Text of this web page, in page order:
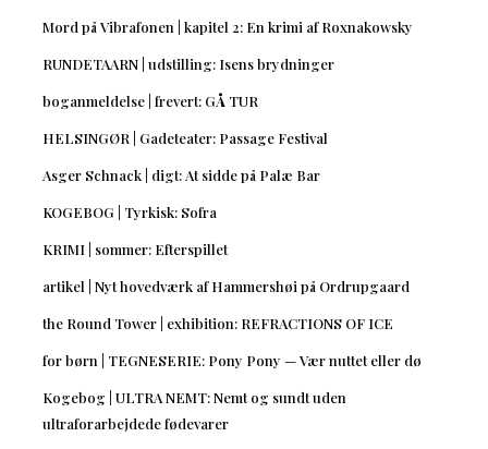
Mord på Vibrafonen | kapitel 2: En krimi af Roxnakowsky
RUNDETAARN | udstilling: Isens brydninger
boganmeldelse | frevert: GÅ TUR
HELSINGØR | Gadeteater: Passage Festival
Asger Schnack | digt: At sidde på Palæ Bar
KOGEBOG | Tyrkisk: Sofra
KRIMI | sommer: Efterspillet
artikel | Nyt hovedværk af Hammershøi på Ordrupgaard
the Round Tower | exhibition: REFRACTIONS OF ICE
for børn | TEGNESERIE: Pony Pony — Vær nuttet eller dø
Kogebog | ULTRA NEMT: Nemt og sundt uden
ultraforarbejdede fødevarer